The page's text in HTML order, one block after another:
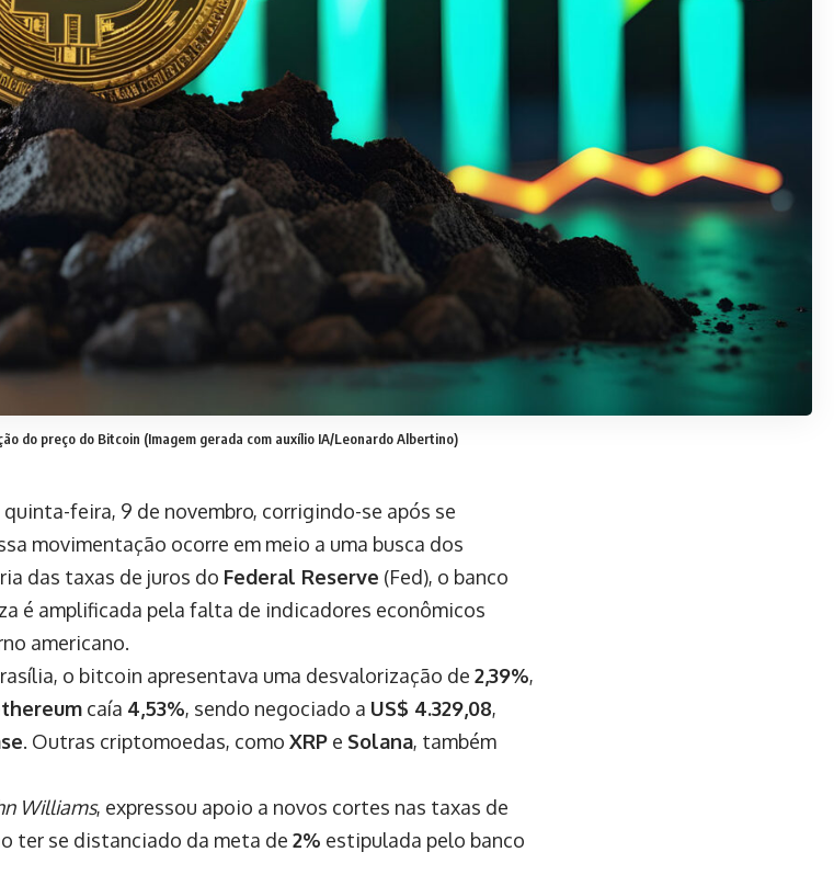
do preço do Bitcoin (Imagem gerada com auxílio IA/Leonardo Albertino)
feira, 9 de novembro, corrigindo-se após se
movimentação ocorre em meio a uma busca dos
das taxas de juros do Federal Reserve (Fed), o banco
é amplificada pela falta de indicadores econômicos
americano.
o bitcoin apresentava uma desvalorização de 2,39%,
caía 4,53%, sendo negociado a US$ 4.329,08,
. Outras criptomoedas, como XRP e Solana, também
Williams, expressou apoio a novos cortes nas taxas de
ter se distanciado da meta de 2% estipulada pelo banco